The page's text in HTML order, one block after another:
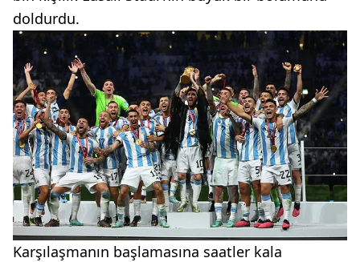
doldurdu.
Karşılaşmanın başlamasına saatler kala